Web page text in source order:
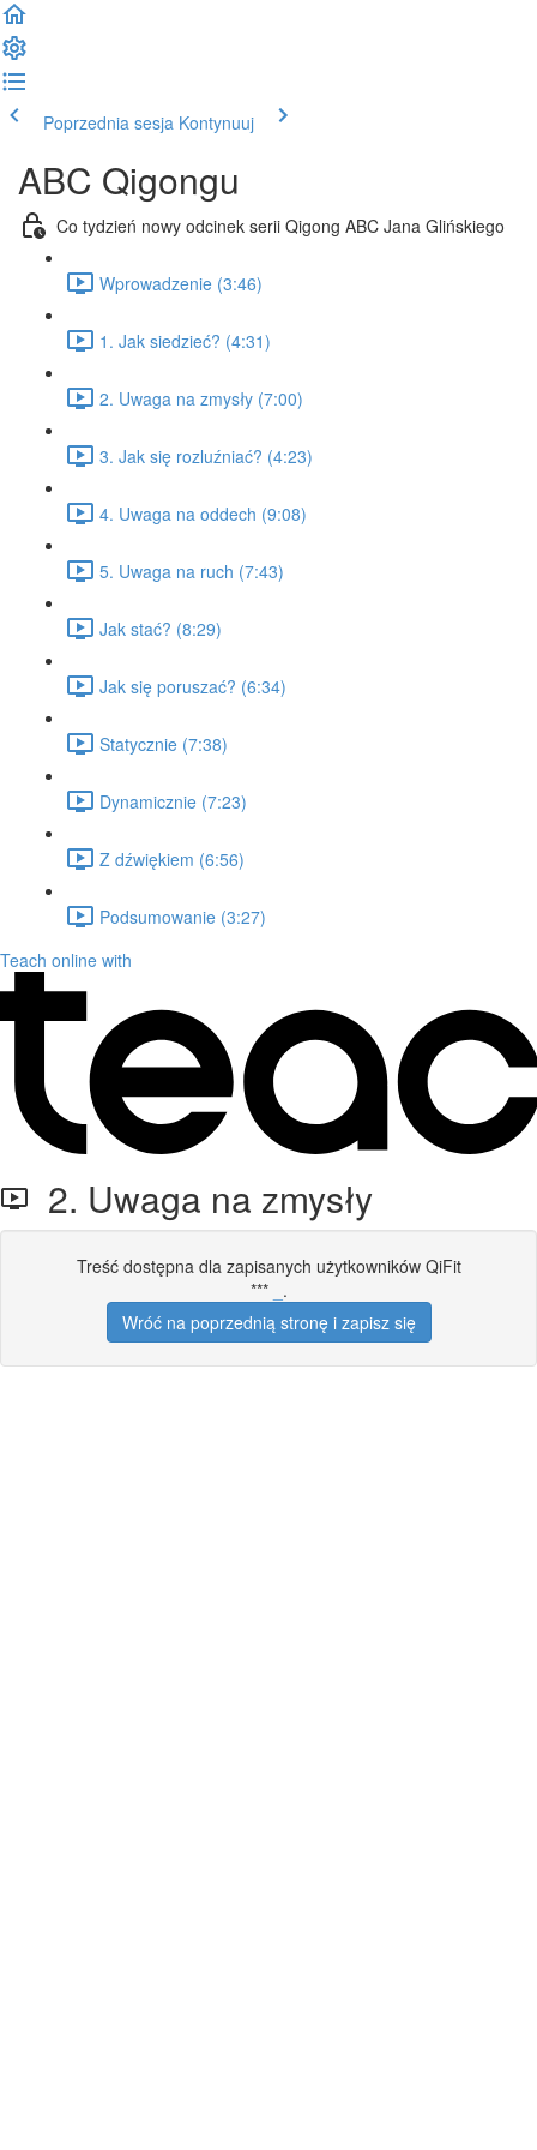
Poprzednia sesja Kontynuuj
ABC Qigongu
Co tydzień nowy odcinek serii Qigong ABC Jana Glińskiego
Wprowadzenie (3:46)
1. Jak siedzieć? (4:31)
2. Uwaga na zmysły (7:00)
3. Jak się rozluźniać? (4:23)
4. Uwaga na oddech (9:08)
5. Uwaga na ruch (7:43)
Jak stać? (8:29)
Jak się poruszać? (6:34)
Statycznie (7:38)
Dynamicznie (7:23)
Z dźwiękiem (6:56)
Podsumowanie (3:27)
Teach online with
2. Uwaga na zmysły
Treść dostępna dla zapisanych użytkowników QiFit
***
.
Wróć na poprzednią stronę i zapisz się